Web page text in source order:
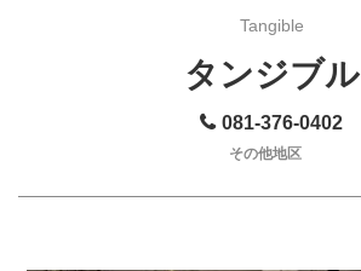
Tangible
タンジブル
081-376-0402
その他地区